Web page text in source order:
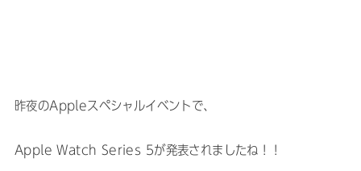
昨夜のAppleスペシャルイベントで、
Apple Watch Series 5が発表されましたね！！